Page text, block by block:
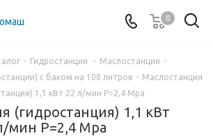
0
- Гидростанции - Маслостанции -
с баком на 100 литров - Маслостанция
1,1 кВт 22 л/мин P=2,4 Mpa
(гидростанция) 1,1 кВт
мин P=2,4 Mpa